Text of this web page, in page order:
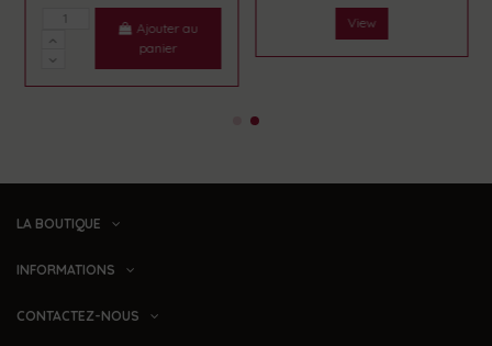
Ajouter au
panier
View
LA BOUTIQUE
INFORMATIONS
CONTACTEZ-NOUS